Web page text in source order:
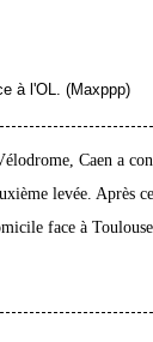
à l'OL. (Maxppp)
Caen a
levée. Après
face à